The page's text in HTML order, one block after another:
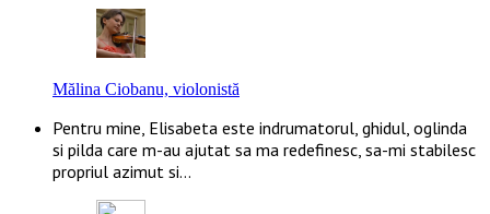
Mălina Ciobanu, violonistă
Pentru mine, Elisabeta este indrumatorul, ghidul, oglinda
si pilda care m-au ajutat sa ma redefinesc, sa-mi stabilesc
propriul azimut si…